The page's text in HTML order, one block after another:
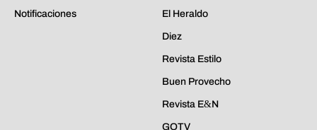
Notificaciones El Heraldo
Diez
Revista Estilo
Buen Provecho
Revista E&N
GOTV